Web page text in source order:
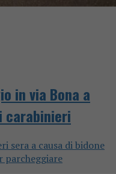
in via Bona a
carabinieri
sera a causa di bidone
parcheggiare